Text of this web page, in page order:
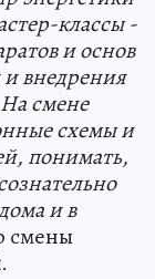
классы -
и основ
и внедрения
смене
схемы и
понимать,
и в
смены
.